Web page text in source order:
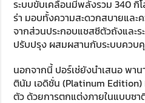
ระบบขับเคลื่อนมีพลังรวม 340 กิ
ร่า มอบทั้งความสะดวกสบายและ
จากส่วนประกอบแชสซีตัวถังและ
ปรับปรุง ผสมผสานกับระบบควบ
นอกจากนี้ ปอร์เช่ยังนำเสนอ พา
ตินัม เอดิชั่น (Platinum Edition)
ตัว ด้วยการตกแต่งภายในแบบ